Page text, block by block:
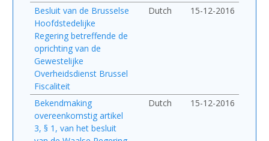
Besluit van de Brusselse
Hoofdstedelijke
Regering betreffende de
oprichting van de
Gewestelijke
Overheidsdienst Brussel
Fiscaliteit
Dutch 15-12-2016
Bekendmaking
overeenkomstig artikel
3, § 1, van het besluit
Dutch 15-12-2016